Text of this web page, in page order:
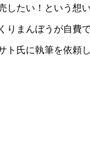
したい！という想い
りまんぼうが自費
ト氏に執筆を依頼